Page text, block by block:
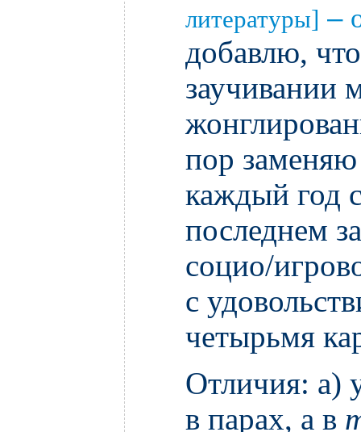
литературы] –
добавлю,
заучивании
пор
каждый год
последнем
социо/
с
четырьмя
Отличия: а)
в парах, а в